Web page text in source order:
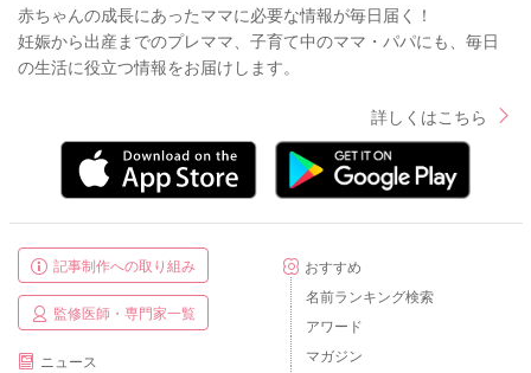
赤ちゃんの成長にあったママに必要な情報が毎日届く！
妊娠から出産までのプレママ、子育て中のママ・パパにも、毎日
の生活に役立つ情報をお届けします。
詳しくはこちら
記事制作への取り組み
監修医師・専門家一覧
ニュース
おすすめ
名前ランキング検索
アワード
マガジン